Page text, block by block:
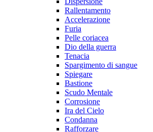
Rallentamento
Accelerazione
Furia
Pelle coriacea
Dio della guerra
Tenacia
Spargimento di sangue
Spiegare
Bastione
Scudo Mentale
Corrosione
Ira del Cielo
Condanna
Rafforzare